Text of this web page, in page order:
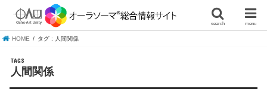
search menu
HOME タグ : 人間関係
人間関係